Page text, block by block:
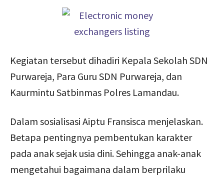
Kegiatan tersebut dihadiri Kepala Sekolah SDN
Purwareja, Para Guru SDN Purwareja, dan
Kaurmintu Satbinmas Polres Lamandau.
Dalam sosialisasi Aiptu Fransisca menjelaskan.
Betapa pentingnya pembentukan karakter
pada anak sejak usia dini. Sehingga anak-anak
mengetahui bagaimana dalam berprilaku